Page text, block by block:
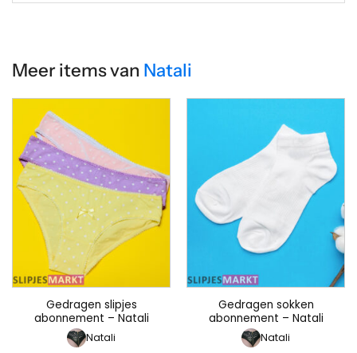
Meer items van Natali
Gedragen slipjes
abonnement – Natali
Natali
Gedragen sokken
abonnement – Natali
Natali